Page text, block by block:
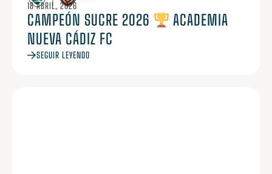
18 ABRIL, 2026
CAMPEÓN SUCRE 2026
ACADEMIA
NUEVA CÁDIZ FC
SEGUIR LEYENDO